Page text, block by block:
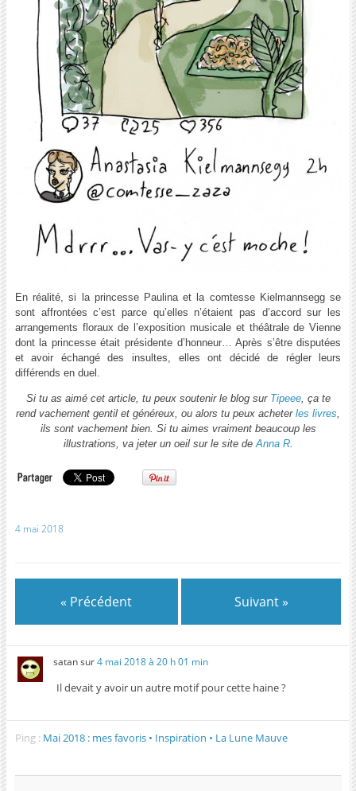
En réalité, si la princesse Paulina et la comtesse Kielmannsegg se
sont affrontées c’est parce qu’elles n’étaient pas d’accord sur les
arrangements floraux de l’exposition musicale et théâtrale de Vienne
dont la princesse était présidente d’honneur… Après s’être disputées
et avoir échangé des insultes, elles ont décidé de régler leurs
différends en duel.
Si tu as aimé cet article, tu peux soutenir le blog sur Tipeee, ça te
rend vachement gentil et généreux, ou alors tu peux acheter les livres
ils sont vachement bien. Si tu aimes vraiment beaucoup les
illustrations, va jeter un oeil sur le site de Anna R.
4 mai 2018
« Précédent Suivant »
satansur4 mai 2018 à 20 h 01 min
Il devait y avoir un autre motif pour cette haine ?
Ping : Mai 2018 : mes favoris • Inspiration • La Lune Mauve